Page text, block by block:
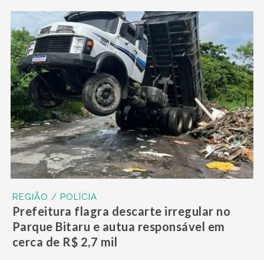
REGIÃO / POLÍCIA
Prefeitura flagra descarte irregular no
Parque Bitaru e autua responsável em
cerca de R$ 2,7 mil